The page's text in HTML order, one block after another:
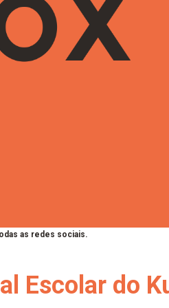
as redes sociais.
Escolar do